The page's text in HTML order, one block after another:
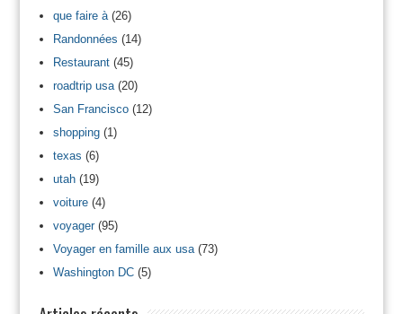
que faire à(26)
Randonnées (14)
Restaurant(45)
roadtrip usa(20)
San Francisco(12)
shopping(1)
texas (6)
utah(19)
voiture(4)
voyager(95)
Voyager en famille aux usa(73)
Washington DC(5)